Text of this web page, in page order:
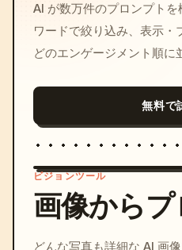
AI が数万件のプロンプト
ワードで絞り込み、表示・
どのエンゲージメント順に
無料で
ビジョンツール
画像から
どんな写真も詳細な AI 画